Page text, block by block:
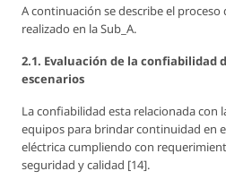
A continuación se describe el
realizado en la Sub_A.
2.1. Evaluación de la confiabilidad
escenarios
La confiabilidad esta relacionada con
equipos para brindar continuidad en
eléctrica cumpliendo con
seguridad y calidad [14].